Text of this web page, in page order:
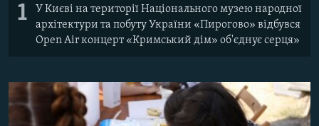
1
У Києві на території Національного музею народної
архітектури та побуту України «Пирогово» відбувся
Open Air концерт «Кримський дім» об'єднує серця»